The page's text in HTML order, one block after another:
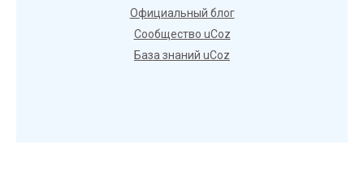
Официальный блог
Сообщество uCoz
База знаний uCoz